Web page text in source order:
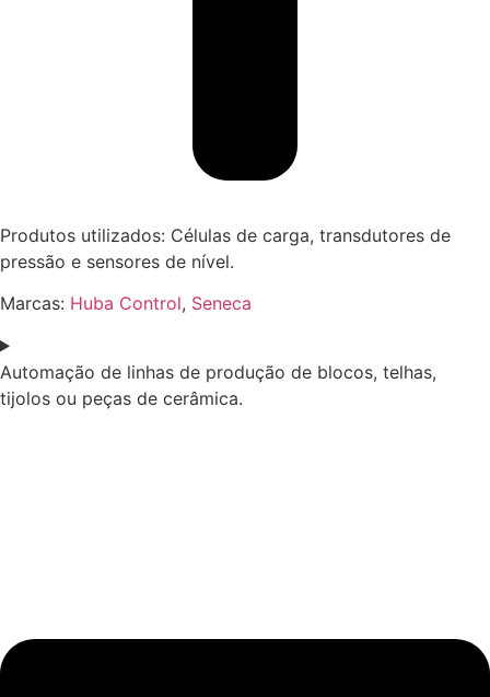
Produtos utilizados: Células de carga, transdutores de
pressão e sensores de nível.
Marcas: Huba Control, Seneca
Automação de linhas de produção de blocos, telhas,
tijolos ou peças de cerâmica.